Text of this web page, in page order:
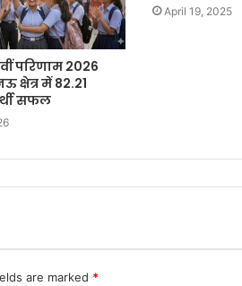
परिणाम 2026
क्षेत्र में 82.21
सफल
April 19, 2025
are marked *